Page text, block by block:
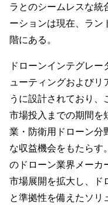
ラとのシームレスな統
ーションは現在、ラン
階にある。
ドローンインテグレ
ューティングおよび
うに設計されており
市場投入までの期間を
業・防衛用ドローン分
な収益機会をもたらす
のドローン業界メーカ
市場展開を拡大し、ド
と準拠性を備えたソリ